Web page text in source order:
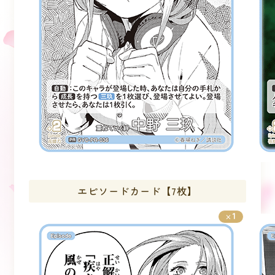
エピソードカード【7枚】
× 1